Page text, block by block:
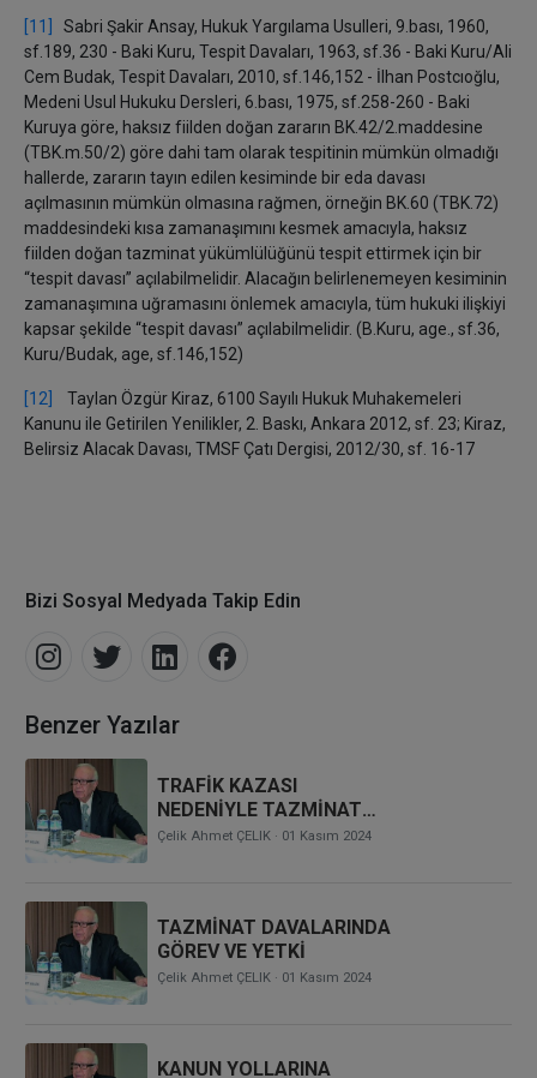
[11]
Sabri Şakir Ansay, Hukuk Yargılama Usulleri, 9.bası, 1960,
sf.189, 230 - Baki Kuru, Tespit Davaları, 1963, sf.36 - Baki Kuru/Ali
Cem Budak, Tespit Davaları, 2010, sf.146,152 - İlhan Postcıoğlu,
Medeni Usul Hukuku Dersleri, 6.bası, 1975, sf.258-260 - Baki
Kuruya göre, haksız fiilden doğan zararın BK.42/2.maddesine
(TBK.m.50/2) göre dahi tam olarak tespitinin mümkün olmadığı
hallerde, zararın tayın edilen kesiminde bir eda davası
açılmasının mümkün olmasına rağmen, örneğin BK.60 (TBK.72)
maddesindeki kısa zamanaşımını kesmek amacıyla, haksız
fiilden doğan tazminat yükümlülüğünü tespit ettirmek için bir
“tespit davası” açılabilmelidir. Alacağın belirlenemeyen kesiminin
zamanaşımına uğramasını önlemek amacıyla, tüm hukuki ilişkiyi
kapsar şekilde “tespit davası” açılabilmelidir. (B.Kuru, age., sf.36,
Kuru/Budak, age, sf.146,152)
[12]
Taylan Özgür Kiraz, 6100 Sayılı Hukuk Muhakemeleri
Kanunu ile Getirilen Yenilikler, 2. Baskı, Ankara 2012, sf. 23; Kiraz,
Belirsiz Alacak Davası, TMSF Çatı Dergisi, 2012/30, sf. 16-17
Bizi Sosyal Medyada Takip Edin
Benzer Yazılar
TRAFİK KAZASI
NEDENİYLE TAZMİNAT
DAVALARINDA GÖREVLİ
Çelik Ahmet ÇELIK· 01 Kasım 2024
TAZMİNAT DAVALARINDA
GÖREV VE YETKİ
Çelik Ahmet ÇELIK· 01 Kasım 2024
KANUN YOLLARINA